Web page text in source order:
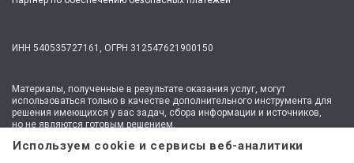
ИНН 540535727161, ОГРН 312547621900150
Материалы, полученные в результате оказания услуг, могут
использоваться только в качестве дополнительного инструмента для
решения имеющихся у вас задач, сбора информации и источников,
но не являются готовым решением.
* №1 на рынке консультационных услуг для студентов по количеству
стационарных офисов-филиалов в 14 городах России (от Иркутска до
Используем cookie и сервисы веб-аналитики